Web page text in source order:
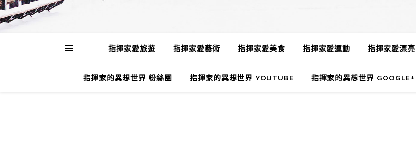
指揮家愛旅遊 指揮家愛藝術 指揮家愛美食 指揮家愛運動 指揮家愛漂亮
指揮家的異想世界 粉絲團 指揮家的異想世界 YOUTUBE 指揮家的異想世界 GOOGLE+